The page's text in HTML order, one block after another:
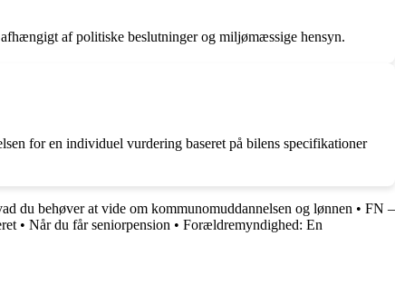
af politiske beslutninger og miljømæssige hensyn.
for en individuel vurdering baseret på bilens specifikationer
du behøver at vide om kommunomuddannelsen og lønnen • FN –
• Når du får seniorpension • Forældremyndighed: En